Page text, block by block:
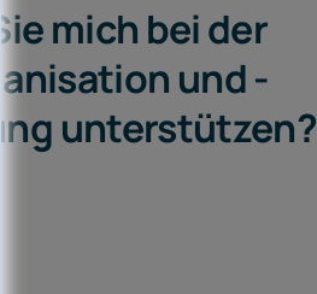
mich bei der
und -
unterstützen?